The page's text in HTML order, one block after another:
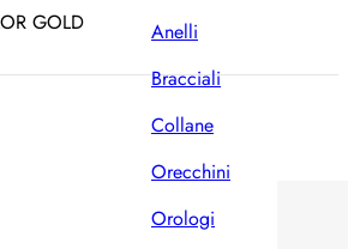
Anelli
Bracciali
Collane
Orecchini
Orologi
GOLD